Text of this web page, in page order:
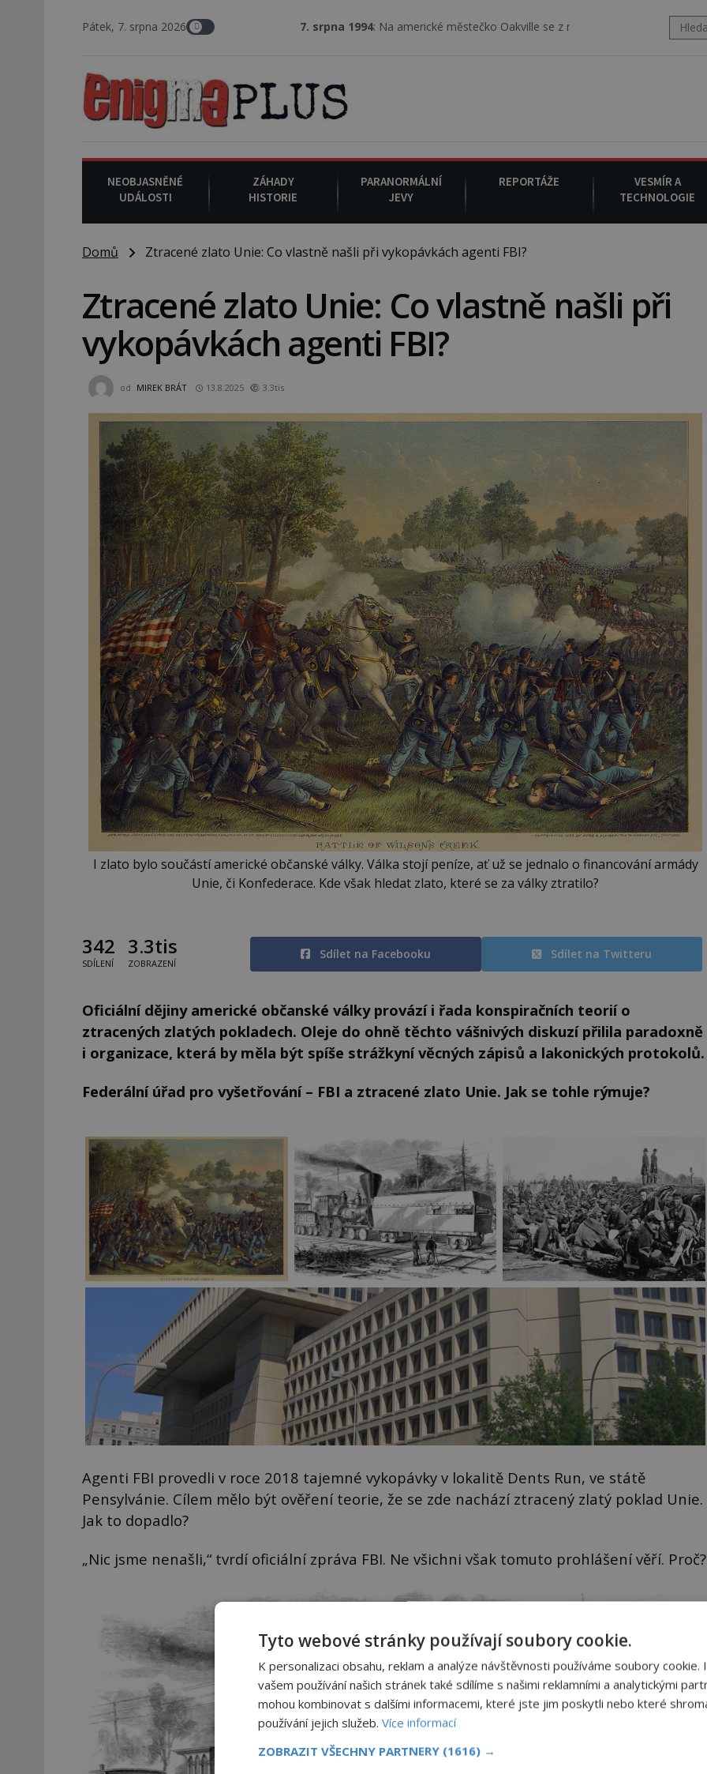
Pátek, 7. srpna 2026 7. srpna 1994: Na americké městečko Oakville se z nebe snáší podivná rosolovitá látka
NEOBJASNĚNÉ
UDÁLOSTI
ZÁHADY
HISTORIE
PARANORMÁLNÍ
JEVY
REPORTÁŽE
VESMÍR A
TECHNOLOGIE
Domů Ztracené zlato Unie: Co vlastně našli při vykopávkách agenti FBI?
Ztracené zlato Unie: Co vlastně našli při
vykopávkách agenti FBI?
od MIREK BRÁT 13.8.2025 3.3tis
I zlato bylo součástí americké občanské války. Válka stojí peníze, ať už se jednalo o financování armády
Unie, či Konfederace. Kde však hledat zlato, které se za války ztratilo?
342
SDÍLENÍ
3.3tis
ZOBRAZENÍ
Sdílet na Facebooku Sdílet na Twitteru
Oficiální dějiny americké občanské války provází i řada konspiračních teorií o
ztracených zlatých pokladech. Oleje do ohně těchto vášnivých diskuzí přilila paradoxně
i organizace, která by měla být spíše strážkyní věcných zápisů a lakonických protokolů.
Federální úřad pro vyšetřování – FBI a ztracené zlato Unie. Jak se tohle rýmuje?
Agenti FBI provedli v roce 2018 tajemné vykopávky v lokalitě Dents Run, ve státě
Pensylvánie. Cílem mělo být ověření teorie, že se zde nachází ztracený zlatý poklad Unie.
Jak to dopadlo?
„Nic jsme nenašli,“ tvrdí oficiální zpráva FBI. Ne všichni však tomuto prohlášení věří. Proč?
Tyto webové stránky používají soubory cookie.
K personalizaci obsahu, reklam a analýze návštěvnosti používáme soubory cookie.
vašem používání našich stránek také sdílíme s našimi reklamními a analytickými
mohou kombinovat s dalšími informacemi, které jste jim poskytli nebo které
používání jejich služeb. Více informací
ZOBRAZIT VŠECHNY PARTNERY (1616) →